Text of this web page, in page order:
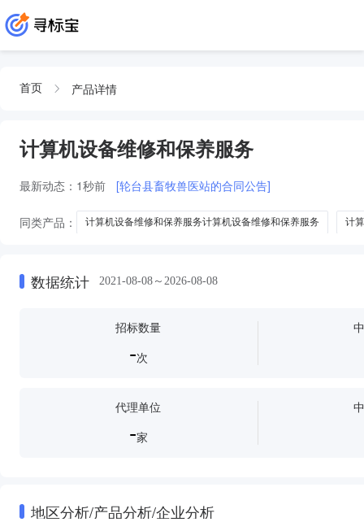
首页 产品详情
计算机设备维修和保养服务
最新动态： 1秒前 [轮台县畜牧兽医站的合同公告]
同类产品： 计算机设备维修和保养服务计算机设备维修和保养服务 计
数据统计 2021-08-08～2026-08-08
招标数量
-次
代理单位
-家
地区分析/产品分析/企业分析